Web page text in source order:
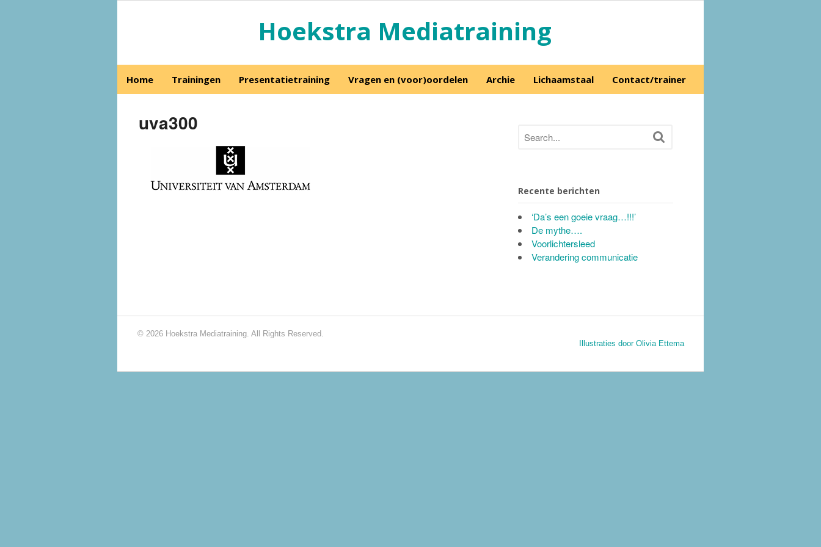
Hoekstra Mediatraining
Home Trainingen Presentatietraining Vragen en (voor)oordelen Archie Lichaamstaal Contact/trainer
uva300
Recente berichten
‘Da’s een goeie vraag…!!!’
De mythe….
Voorlichtersleed
Verandering communicatie
© 2026 Hoekstra Mediatraining. All Rights Reserved.
Illustraties door Olivia Ettema